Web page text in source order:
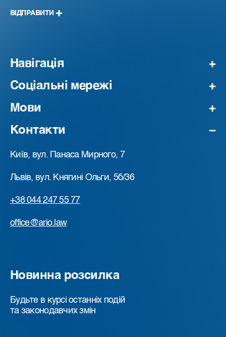
ВІДПРАВИТИ
Навігація
Соціальні мережі
Мови
Контакти
Київ, вул. Панаса Мирного, 7
Львів, вул. Княгині Ольги, 5б/36
+38 044 247 55 77
office@ario.law
Новинна розсилка
Будьте в курсі останніх подій
та законодавчих змін